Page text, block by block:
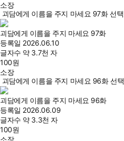
소장
괴담에게 이름을 주지 마세요 97화 선택
괴담에게 이름을 주지 마세요 97화
등록일 2026.06.10
글자수 약 3.7천 자
100원
소장
괴담에게 이름을 주지 마세요 96화 선택
괴담에게 이름을 주지 마세요 96화
등록일 2026.06.09
글자수 약 3.3천 자
100원
소장